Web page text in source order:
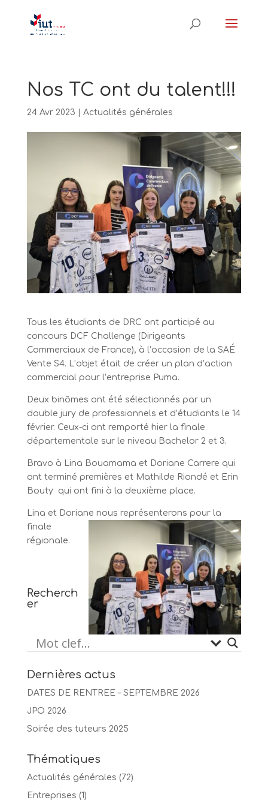
Nos TC ont du talent!!!
24 Avr 2023 Actualités générales
Tous les étudiants de DRC ont participé au
concours DCF Challenge (Dirigeants
Commerciaux de France), à l’occasion de la SAÉ
Vente S4. L’objet était de créer un plan d’action
commercial pour l’entreprise Puma.
Deux binômes ont été sélectionnés par un
double jury de professionnels et d’étudiants le 14
février. Ceux-ci ont remporté hier la finale
départementale sur le niveau Bachelor 2 et 3.
Bravo à Lina Bouamama et Doriane Carrere qui
ont terminé premières et Mathilde Riondé et Erin
Bouty qui ont fini à la deuxième place.
Lina et Doriane nous représenterons pour la
finale
régionale.
Recherch
er
Dernières actus
DATES DE RENTREE – SEPTEMBRE 2026
JPO 2026
Soirée des tuteurs 2025
Thématiques
Actualités générales (72)
Entreprises (1)